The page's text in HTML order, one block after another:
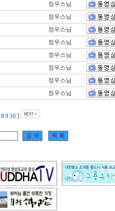
정우스님
정우스님
정우스님
정우스님
정우스님
정우스님
정우스님
정우스님
8 9 10 ]